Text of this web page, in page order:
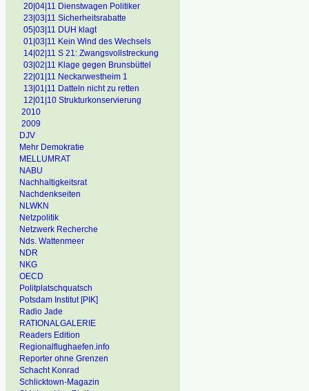
20|04|11 Dienstwagen Politiker
23|03|11 Sicherheitsrabatte
05|03|11 DUH klagt
01|03|11 Kein Wind des Wechsels
14|02|11 S 21: Zwangsvollstreckung
03|02|11 Klage gegen Brunsbüttel
22|01|11 Neckarwestheim 1
13|01|11 Datteln nicht zu retten
12|01|10 Strukturkonservierung
2010
2009
DJV
Mehr Demokratie
MELLUMRAT
NABU
Nachhaltigkeitsrat
Nachdenkseiten
NLWKN
Netzpolitik
Netzwerk Recherche
Nds. Wattenmeer
NDR
NKG
OECD
Politplatschquatsch
Potsdam Institut [PIK]
Radio Jade
RATIONALGALERIE
Readers Edition
Regionalflughaefen.info
Reporter ohne Grenzen
Schacht Konrad
Schlicktown-Magazin